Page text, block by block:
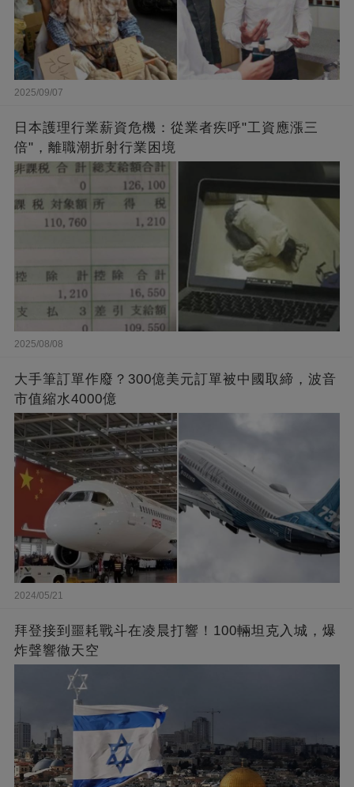
2025/09/07
日本護理行業薪資危機：從業者疾呼"工資應漲三
倍"，離職潮折射行業困境
2025/08/08
大手筆訂單作廢？300億美元訂單被中國取締，波音
市值縮水4000億
2024/05/21
拜登接到噩耗戰斗在凌晨打響！100輛坦克入城，爆
炸聲響徹天空